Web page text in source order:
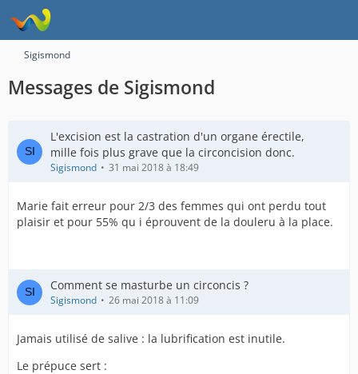
Sigismond
Messages de Sigismond
L'excision est la castration d'un organe érectile,
mille fois plus grave que la circoncision donc.
Sigismond 31 mai 2018 à 18:49
Marie fait erreur pour 2/3 des femmes qui ont perdu tout
plaisir et pour 55% qu i éprouvent de la douleru à la place.
Comment se masturbe un circoncis ?
Sigismond 26 mai 2018 à 11:09
Jamais utilisé de salive : la lubrification est inutile.
Le prépuce sert :